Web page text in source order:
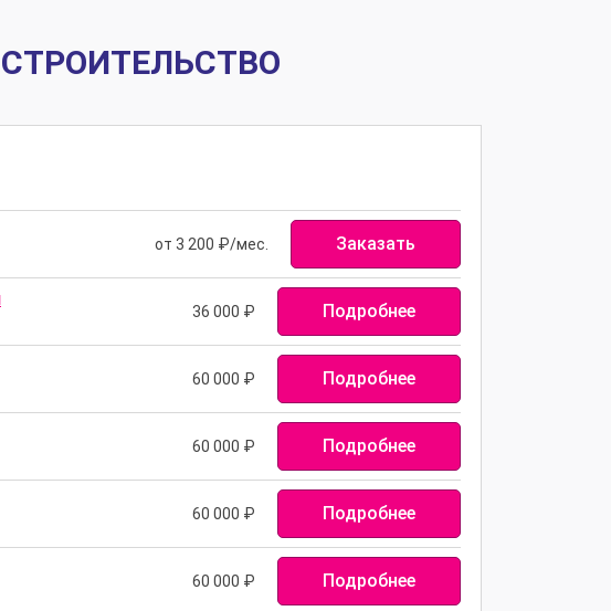
от 3 200 ₽/мес. Заказать
36 000 ₽ Подробнее
60 000 ₽ Подробнее
60 000 ₽ Подробнее
60 000 ₽ Подробнее
60 000 ₽ Подробнее